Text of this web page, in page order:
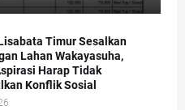
Timur Sesalkan
Lahan Wakayasuha,
Harap Tidak
Konflik Sosial